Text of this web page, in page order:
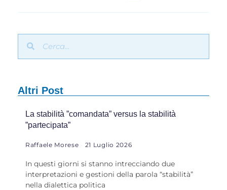
Altri Post
La stabilità ”comandata” versus la stabilità
”partecipata”
Raffaele Morese 21 Luglio 2026
In questi giorni si stanno intrecciando due
interpretazioni e gestioni della parola “stabilità”
nella dialettica politica